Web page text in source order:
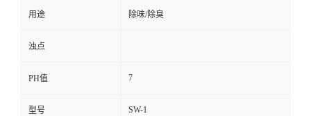
用途 除味/除臭
浊点
PH值 7
型号 SW-1